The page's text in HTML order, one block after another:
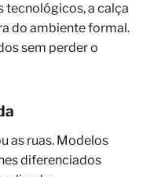
tecnológicos, a calça
do ambiente formal.
sem perder o
as ruas. Modelos
diferenciados